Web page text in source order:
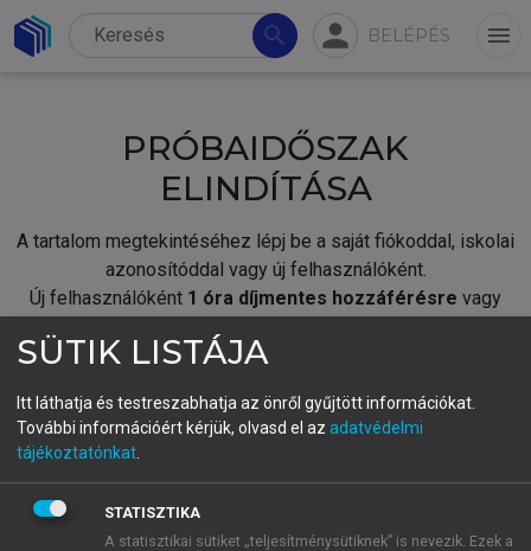
search person BELÉPÉS menu
PRÓBAIDŐSZAK
ELINDÍTÁSA
A tartalom megtekintéséhez lépj be a saját fiókoddal, iskolai
azonosítóddal vagy új felhasználóként.
Új felhasználóként 1 óra díjmentes hozzáférésre vagy
fiókoddal,vagy hozz létre új fiókot.
A regisztráció után apróbaidőszakautomatikusan
BELÉPÉS SAJÁT FIÓKKAL
SÜTIK LISTÁJA
Itt láthatja és testreszabhatja az önről gyűjtött információkat.
További információért kérjük, olvasd el az adatvédelmi
tájékoztatónkat
STATISZTIKA
A statisztikai sütiket „teljesítménysütiknek” is nevezik. Ezek a